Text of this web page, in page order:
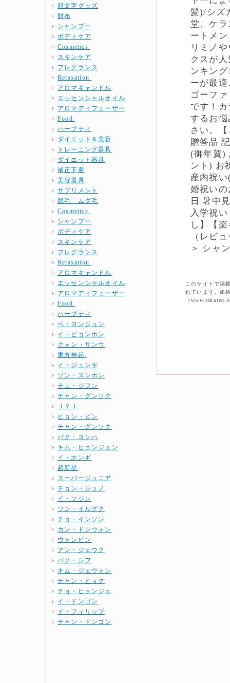
髪)/シズ
堂、ケ
ートメ
リミノ
クスが
ンキン
ーが最
ゴーフ
です！
するお
さい。
贈答品
(御年賀)
ント) お
産内祝
婚祝い
日 暑中
入学祝
し】【
（レビ
＞ シャ
このサイトで掲
れています。価
（
顔文字グッズ
財布
シャンプー
ボディケア
Cosmetics
スキンケア
フレグランス
Relaxation
アロマキャンドル
エッセンシャルオイル
アロマディフューザー
Food
ハーブティ
ダイエット＆美容
トレーニング器具
ダイエット器具
補正下着
美容器具
サプリメント
脱毛 ムダ毛
Cosmetics
シャンプー
ボディケア
スキンケア
フレグランス
Relaxation
アロマキャンドル
エッセンシャルオイル
アロマディフューザー
Food
ハーブティ
ペ・ヨンジュン
イ・ビョンホン
クォン・サンウ
東方神起
イ・ジュンギ
ソン・スンホン
チュ・ジフン
チャン・グンソク
ＪＹＪ
ヒョン・ビン
チャン・グンソク
パク・ヨンハ
キム・ヒョンジュン
イ・ホンギ
超新星
スーパージュニア
チョン・ジュノ
イ・ソジン
ソン・イルグク
チョ・インソン
カン・ドンウォン
ウォンビン
アン・ジェウク
パク・シフ
キム・ジェウォン
チャン・ヒョク
チョ・ヒョンジェ
イ・ドンゴン
イ・フィリップ
チャン・ドンゴン